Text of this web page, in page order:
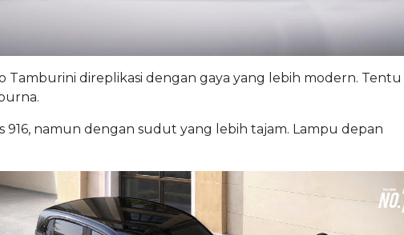
Tamburini direplikasi dengan gaya yang lebih modern.
916, namun dengan sudut yang lebih tajam. Lampu depan